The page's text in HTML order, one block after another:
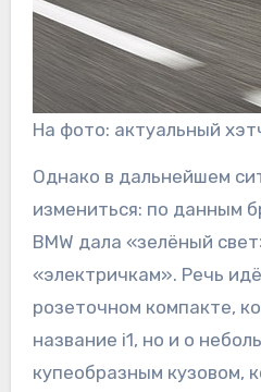
На фото: актуальный
Однако в дальнейшем
измениться: по данным
BMW дала «зелёный
«электричкам». Речь
розеточном компакте,
название i1, но и о
купеобразным кузовом,